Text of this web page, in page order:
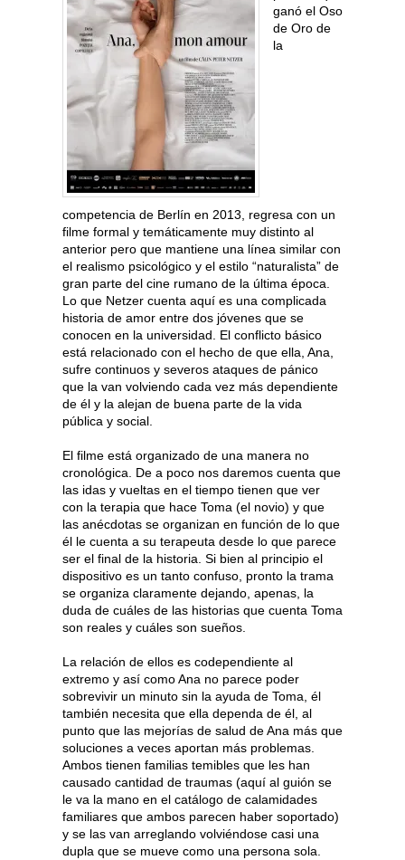
ganó el Oso
de Oro de
la
competencia de Berlín en 2013, regresa con un
filme formal y temáticamente muy distinto al
anterior pero que mantiene una línea similar con
el realismo psicológico y el estilo “naturalista” de
gran parte del cine rumano de la última época.
Lo que Netzer cuenta aquí es una complicada
historia de amor entre dos jóvenes que se
conocen en la universidad. El conflicto básico
está relacionado con el hecho de que ella, Ana,
sufre continuos y severos ataques de pánico
que la van volviendo cada vez más dependiente
de él y la alejan de buena parte de la vida
pública y social.
El filme está organizado de una manera no
cronológica. De a poco nos daremos cuenta que
las idas y vueltas en el tiempo tienen que ver
con la terapia que hace Toma (el novio) y que
las anécdotas se organizan en función de lo que
él le cuenta a su terapeuta desde lo que parece
ser el final de la historia. Si bien al principio el
dispositivo es un tanto confuso, pronto la trama
se organiza claramente dejando, apenas, la
duda de cuáles de las historias que cuenta Toma
son reales y cuáles son sueños.
La relación de ellos es codependiente al
extremo y así como Ana no parece poder
sobrevivir un minuto sin la ayuda de Toma, él
también necesita que ella dependa de él, al
punto que las mejorías de salud de Ana más que
soluciones a veces aportan más problemas.
Ambos tienen familias temibles que les han
causado cantidad de traumas (aquí al guión se
le va la mano en el catálogo de calamidades
familiares que ambos parecen haber soportado)
y se las van arreglando volviéndose casi una
dupla que se mueve como una persona sola.